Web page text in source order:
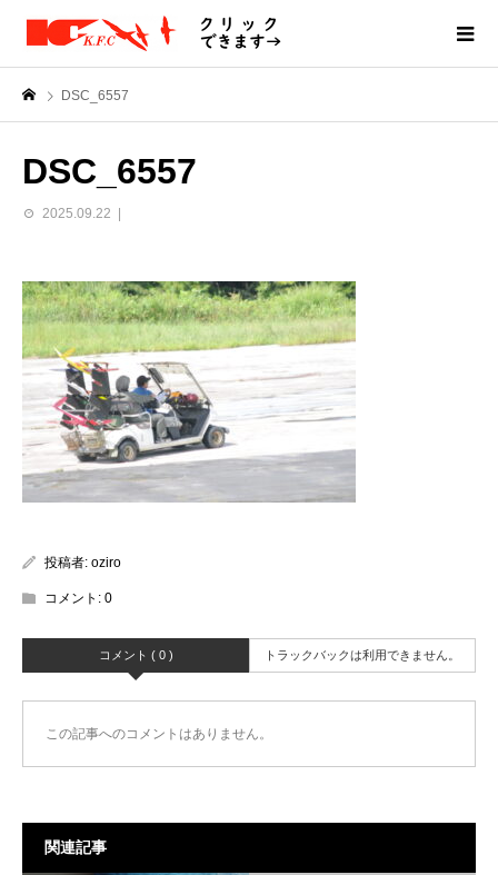
DSC_6557
DSC_6557
2025.09.22
投稿者: oziro
コメント: 0
コメント ( 0 ) トラックバックは利用できません。
この記事へのコメントはありません。
関連記事